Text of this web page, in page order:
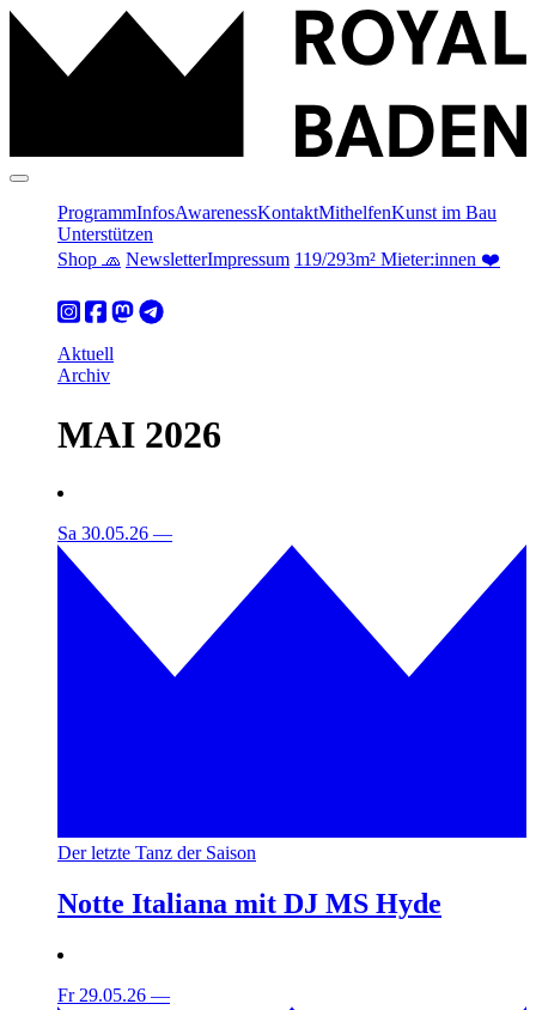
ProgrammInfosAwarenessKontaktMithelfenKunst im Bau
Unterstützen
Shop 🧢 NewsletterImpressum 119/293m² Mieter:innen ❤️
Aktuell
Archiv
MAI 2026
Sa 30.05.26 —
Der letzte Tanz der Saison
Notte Italiana mit DJ MS Hyde
Fr 29.05.26 —